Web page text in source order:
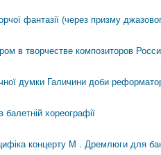
фантазії (через призму
в творчестве композиторов
думки Галичини доби
хореографії
концерту М . Дремлюги для